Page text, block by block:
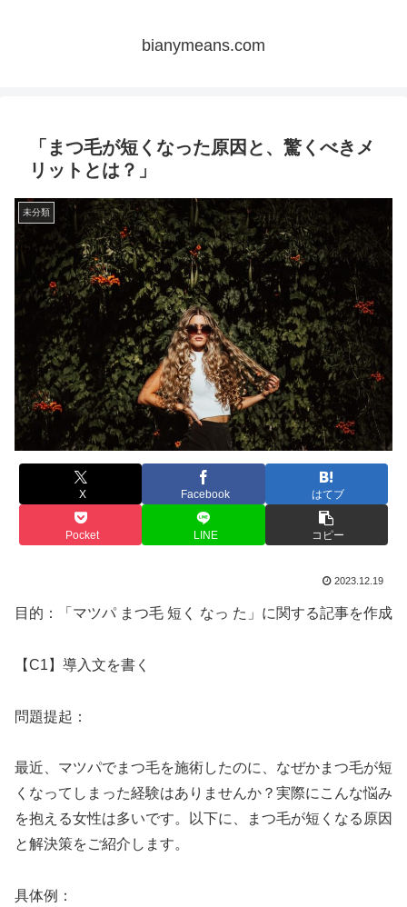
bianymeans.com
「まつ毛が短くなった原因と、驚くべきメ
リットとは？」
未分類
X Facebook はてブ
Pocket LINE コピー
2023.12.19
目的：「マツパ まつ毛 短く なっ た」に関する記事を作成
【C1】導入文を書く
問題提起：
最近、マツパでまつ毛を施術したのに、なぜかまつ毛が短
くなってしまった経験はありませんか？実際にこんな悩み
を抱える女性は多いです。以下に、まつ毛が短くなる原因
と解決策をご紹介します。
具体例：